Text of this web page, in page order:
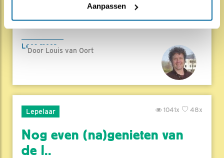
Aanpassen
Beleef de Lente zit erop; seizoen 20 is
gedaan. Een jubileumseizoen laat je sowieso n..
Lees meer
Door Louis van Oort
Lepelaar 48x
1041x
Nog even (na)genieten van
de l..